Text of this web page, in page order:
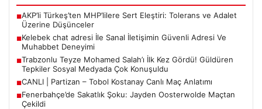
■AKP’li Türkeş’ten MHP’lilere Sert Eleştiri: Tolerans ve Adalet
Üzerine Düşünceler
■Kelebek chat adresi İle Sanal İletişimin Güvenli Adresi Ve
Muhabbet Deneyimi
■Trabzonlu Teyze Mohamed Salah’ı İlk Kez Gördü! Güldüren
Tepkiler Sosyal Medyada Çok Konuşuldu
■CANLI | Partizan – Tobol Kostanay Canlı Maç Anlatımı
■Fenerbahçe’de Sakatlık Şoku: Jayden Oosterwolde Maçtan
Çekildi